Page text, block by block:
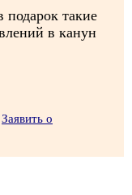
подарок такие
в канун
Заявить о